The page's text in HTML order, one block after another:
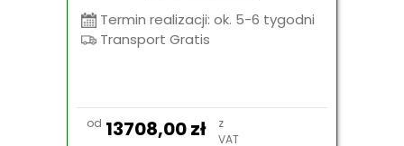
Termin realizacji: ok. 5-6 tygodni
Transport Gratis
od 13708,00zł
z
VAT